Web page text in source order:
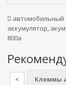
автомобильный
аккумулятор,
800a
< Клеммы